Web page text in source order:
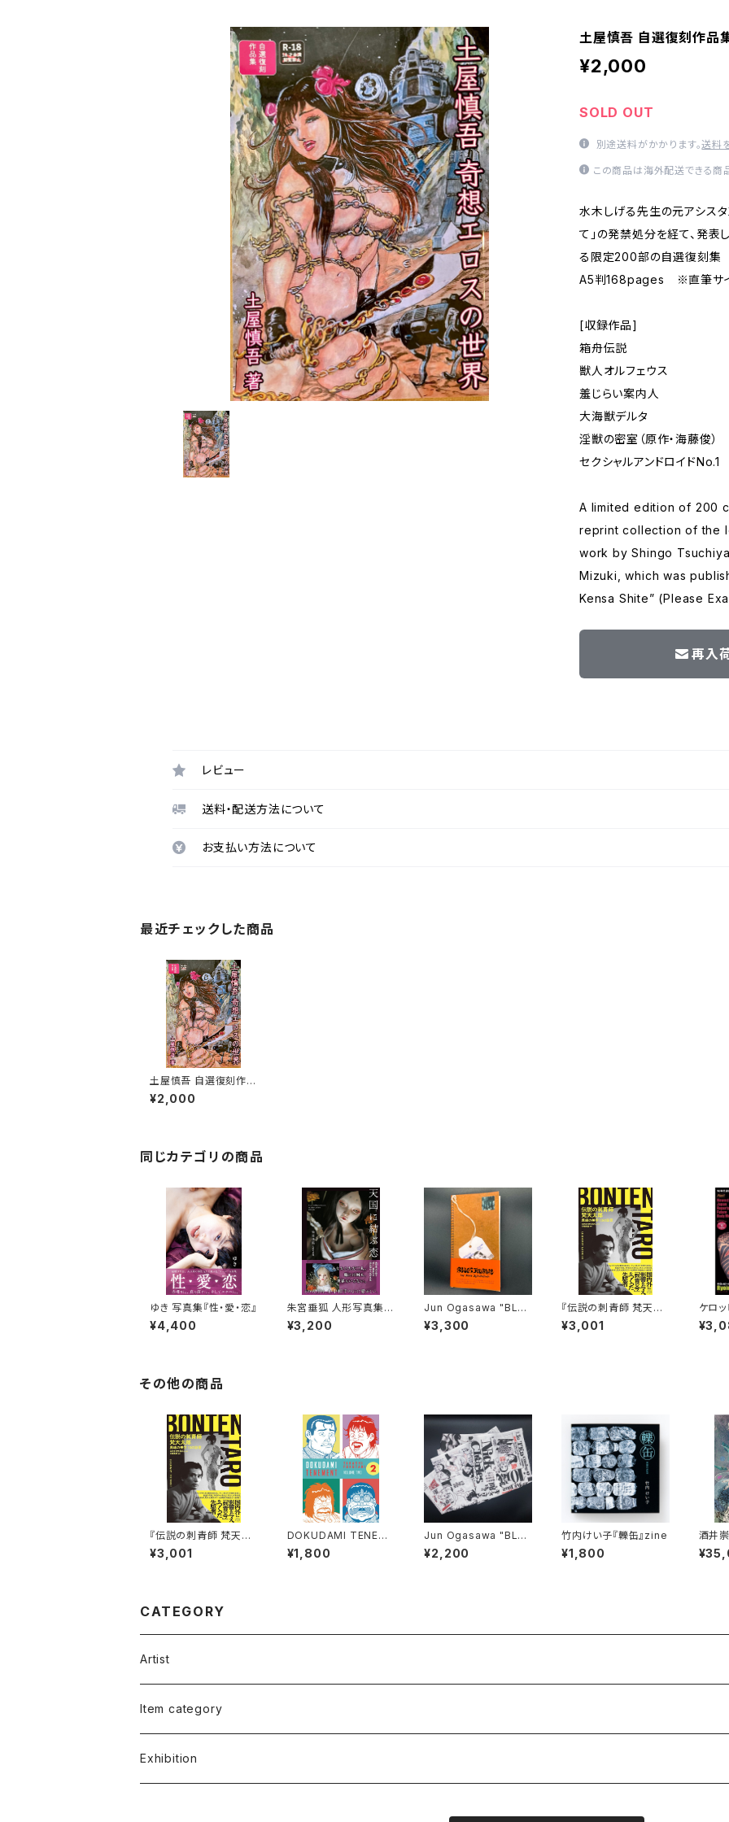
土屋慎吾 自選復刻作品
¥2,000
SOLD OUT
別途送料がかかります。送料
この商品は海外配送できる商
水木しげる先生の元アシス
て」の発禁処分を経て、発
る限定200部の自選復刻集
A5判168pages ※直筆サ
[収録作品]
箱舟伝説
獣人オルフェウス
羞じらい案内人
大海獣デルタ
淫獣の密室（原作・海藤俊）
セクシャルアンドロイドNo.1
A limited edition of 200
reprint collection of the
work by Shingo
Mizuki, which was
Kensa Shite” (Please
再入
レビュー
送料・配送方法について
お支払い方法について
最近チェックした商品
土屋慎吾 自選復刻作品
集「奇想エロスの世界」
¥2,000
同じカテゴリの商品
ゆき 写真集『性・愛・恋』
¥4,400
朱宮垂狐 人形写真集
『天国に結ぶ恋』直筆サ
イン入り
¥3,200
Jun Ogasawa "BLUE
S JOURNAL" レプリカ
¥3,300
『伝説の刺青師 梵天太
郎 異端の美学 13の証
言』
¥3,001
ケロ
RN
【サイ
その他の商品
『伝説の刺青師 梵天太
郎 異端の美学 13の証
言』
¥3,001
DOKUDAMI TENEME
NT 2 by TAKASHI F
UKUTANI - CONFES
¥1,800
Jun Ogasawa "BLUE
S JOUNAL" てぬぐい
¥2,200
竹内けい子『轢缶』zine
¥1,800
酒井
「早
だめ）
CATEGORY
Artist
福谷たかし Takashi Fukutani
小笠原 純 Jun Ogasawara
Item category
書籍 Books
Exhibition